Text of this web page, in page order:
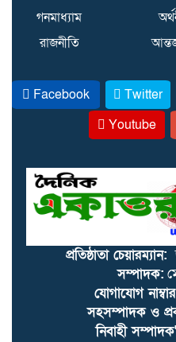
মুখ আবু বক্কর ছিদ্দিক (এভি
গনমাধ্যাম
রাজনীতি
Facebook Twitter
Youtube
প্রতিষ্ঠাতা চেয়ারম্যান:
সম্পাদক:
যোগাযোগ
সহসম্পাদক ও
নিবাহী